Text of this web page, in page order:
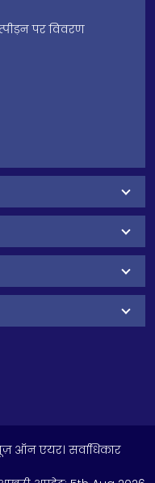
पर विवरण
ऑन एयर। सर्वाधिकार